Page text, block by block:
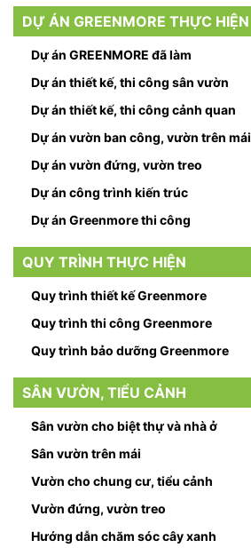
DỰ ÁN GREENMORE THỰC HIỆN
Dự án GREENMORE đã làm
Dự án thiết kế, thi công sân vườn
Dự án thiết kế, thi công cảnh quan
Dự án vườn ban công, vườn trên mái
Dự án vườn đứng, vườn treo
Dự án công trình kiến trúc
Dự án Greenmore thi công
QUY TRÌNH THỰC HIỆN
Quy trình thiết kế Greenmore
Quy trình thi công Greenmore
Quy trình bảo dưỡng Greenmore
SÂN VƯỜN, TIỂU CẢNH
Sân vườn cho biệt thự và nhà ở
Sân vườn trên mái
Vườn cho chung cư, tiểu cảnh
Vườn đứng, vườn treo
Hướng dẫn chăm sóc cây xanh